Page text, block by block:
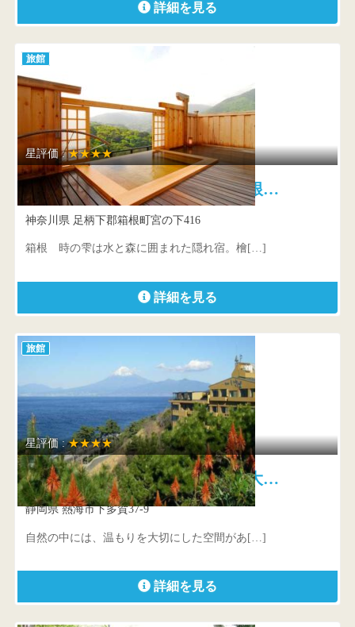
詳細を見る
旅館
星評価 :★★★★
箱根 時の雫 1日8組の箱根…
神奈川県 足柄下郡箱根町宮の下416
箱根 時の雫は水と森に囲まれた隠れ宿。檜[…]
詳細を見る
旅館
星評価 :★★★★
海のはな 眼前に広がる壮大…
静岡県 熱海市下多賀37-9
自然の中には、温もりを大切にした空間があ[…]
詳細を見る